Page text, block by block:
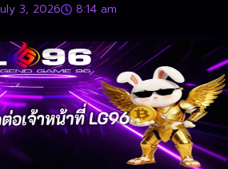
3, 2026 8:14 am